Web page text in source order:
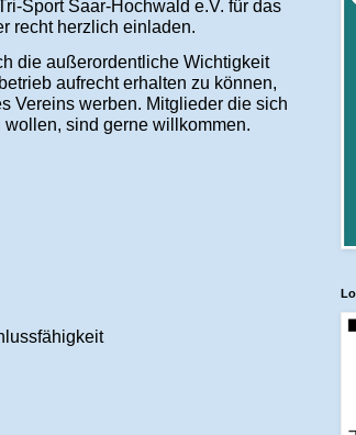
Sport Saar-Hochwald e.V. für das
recht herzlich einladen.
die außerordentliche Wichtigkeit
aufrecht erhalten zu können,
Vereins werben. Mitglieder die sich
sind gerne willkommen.